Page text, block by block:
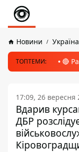
Новини Україна
ТОПТЕМИ: 🔴
17:09, 26 вересня
Вдарив
ДБР